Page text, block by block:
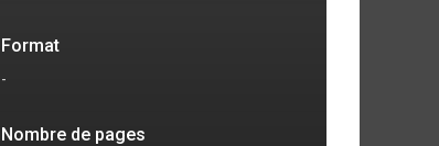
Format
-
Nombre de pages